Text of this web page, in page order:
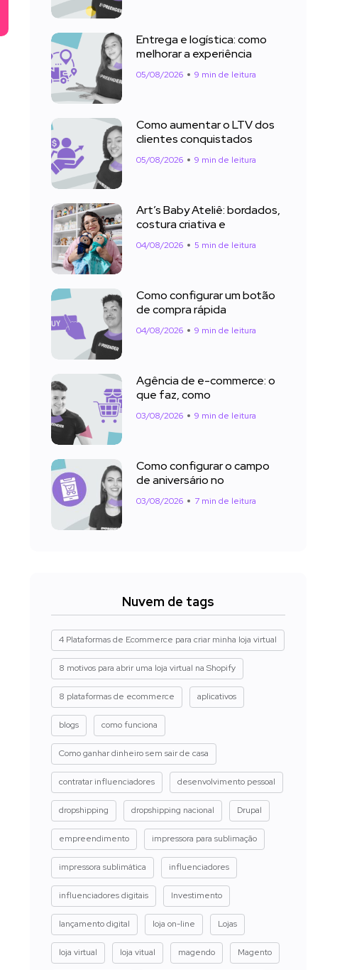
Entrega e logística: como
melhorar a experiência
05/08/2026 9 min de leitura
Como aumentar o LTV dos
clientes conquistados
05/08/2026 9 min de leitura
Art’s Baby Ateliê: bordados,
costura criativa e
04/08/2026 5 min de leitura
Como configurar um botão
de compra rápida
04/08/2026 9 min de leitura
Agência de e-commerce: o
que faz, como
03/08/2026 9 min de leitura
Como configurar o campo
de aniversário no
03/08/2026 7 min de leitura
Nuvem de tags
4 Plataformas de Ecommerce para criar minha loja virtual
8 motivos para abrir uma loja virtual na Shopify
8 plataformas de ecommerce aplicativos
blogs como funciona
Como ganhar dinheiro sem sair de casa
contratar influenciadores desenvolvimento pessoal
dropshipping dropshipping nacional Drupal
empreendimento impressora para sublimação
impressora sublimática influenciadores
influenciadores digitais Investimento
lançamento digital loja on-line Lojas
loja virtual loja vitual magendo Magento